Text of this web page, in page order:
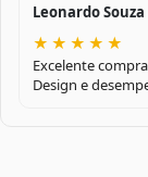
Leonardo Souza
★ ★ ★ ★ ★
Excelente
Design e